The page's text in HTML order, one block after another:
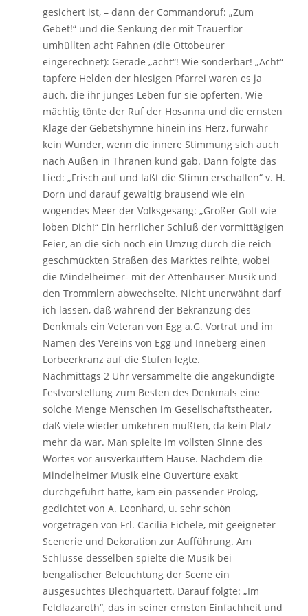
gesichert ist, – dann der Commandoruf: „Zum
Gebet!“ und die Senkung der mit Trauerflor
umhüllten acht Fahnen (die Ottobeurer
eingerechnet): Gerade „acht“! Wie sonderbar! „Acht“
tapfere Helden der hiesigen Pfarrei waren es ja
auch, die ihr junges Leben für sie opferten. Wie
mächtig tönte der Ruf der Hosanna und die ernsten
Kläge der Gebetshymne hinein ins Herz, fürwahr
kein Wunder, wenn die innere Stimmung sich auch
nach Außen in Thränen kund gab. Dann folgte das
Lied: „Frisch auf und laßt die Stimm erschallen“ v. H.
Dorn und darauf gewaltig brausend wie ein
wogendes Meer der Volksgesang: „Großer Gott wie
loben Dich!“ Ein herrlicher Schluß der vormittägigen
Feier, an die sich noch ein Umzug durch die reich
geschmückten Straßen des Marktes reihte, wobei
die Mindelheimer- mit der Attenhauser-Musik und
den Trommlern abwechselte. Nicht unerwähnt darf
ich lassen, daß während der Bekränzung des
Denkmals ein Veteran von Egg a.G. Vortrat und im
Namen des Vereins von Egg und Inneberg einen
Lorbeerkranz auf die Stufen legte.
Nachmittags 2 Uhr versammelte die angekündigte
Festvorstellung zum Besten des Denkmals eine
solche Menge Menschen im Gesellschaftstheater,
daß viele wieder umkehren mußten, da kein Platz
mehr da war. Man spielte im vollsten Sinne des
Wortes vor ausverkauftem Hause. Nachdem die
Mindelheimer Musik eine Ouvertüre exakt
durchgeführt hatte, kam ein passender Prolog,
gedichtet von A. Leonhard, u. sehr schön
vorgetragen von Frl. Cäcilia Eichele, mit geeigneter
Scenerie und Dekoration zur Aufführung. Am
Schlusse desselben spielte die Musik bei
bengalischer Beleuchtung der Scene ein
ausgesuchtes Blechquartett. Darauf folgte: „Im
Feldlazareth“, das in seiner ernsten Einfachheit und